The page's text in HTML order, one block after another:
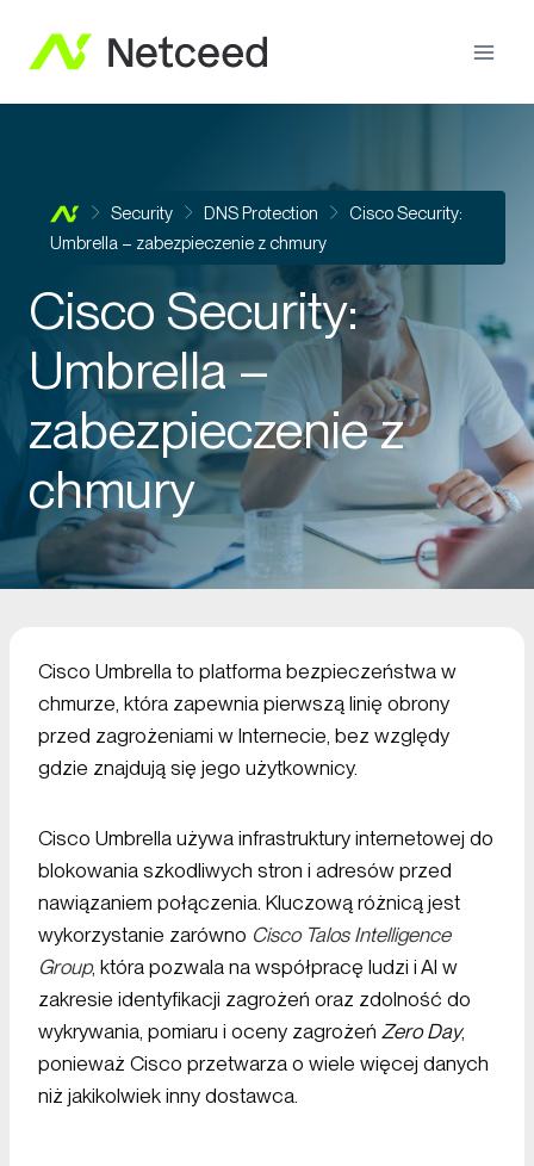
Security DNS Protection
Cisco Security:
Umbrella – zabezpieczenie z chmury
Cisco Security:
Umbrella –
zabezpieczenie z
chmury
Cisco Umbrella to platforma bezpieczeństwa w
chmurze, która zapewnia pierwszą linię obrony
przed zagrożeniami w Internecie, bez względy
gdzie znajdują się jego użytkownicy.
Cisco Umbrella używa infrastruktury internetowej do
blokowania szkodliwych stron i adresów przed
nawiązaniem połączenia. Kluczową różnicą jest
wykorzystanie zarówno Cisco Talos Intelligence
Group, która pozwala na współpracę ludzi i AI w
zakresie identyfikacji zagrożeń oraz zdolność do
wykrywania, pomiaru i oceny zagrożeń Zero Day,
ponieważ Cisco przetwarza o wiele więcej danych
niż jakikolwiek inny dostawca.